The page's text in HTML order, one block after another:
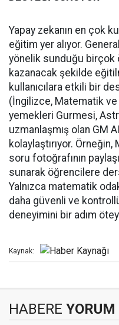
Yapay zekanın en çok
eğitim yer alıyor.
yönelik sunduğu birçok
kazanacak şekilde
kullanıcılara etkili bir
(İngilizce, Matematik
yemekleri Gurmesi,
uzmanlaşmış olan GM AI
kolaylaştırıyor.
soru fotoğrafının
sunarak öğrencilere
Yalnızca matematik
daha güvenli ve
deneyimini bir adım
Kaynak:
HABERE